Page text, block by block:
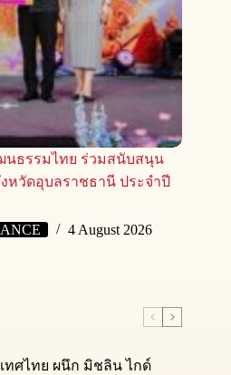
นธรรมไทย ร่วมสนับสนุน
หวัดอุบลราชธานี ประจำปี
4 August 2026
ทศไทย ผนึก มิชลิน ไกด์